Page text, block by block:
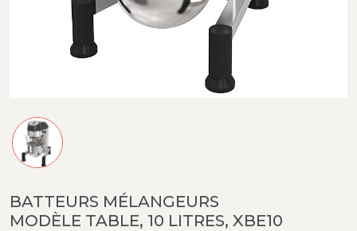
BATTEURS MÉLANGEURS
MODÈLE TABLE, 10 LITRES, XBE10